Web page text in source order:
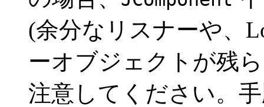
(余分なリスナーや、
ーオブジェクトが残
注意してください。